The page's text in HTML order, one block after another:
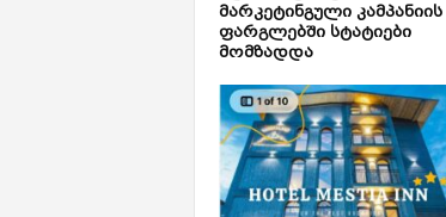
მარკეტინგული კამპანიის
ფარგლებში სტატიები
მომზადდა